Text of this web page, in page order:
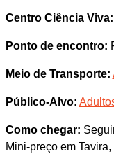
Centro Ciência Viva:
Ponto de encontro:
Meio de Transporte:
Público-Alvo:
Como chegar:
Mini-preço em